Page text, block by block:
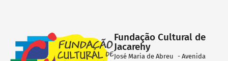
Fundação Cultural de
Jacarehy
José Maria de Abreu - Avenida